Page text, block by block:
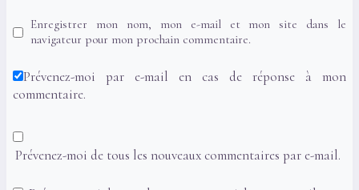
Enregistrer mon nom, mon e-mail et mon site dans le
navigateur pour mon prochain commentaire.
Prévenez-moi par e-mail en cas de réponse à mon
commentaire.
Prévenez-moi de tous les nouveaux commentaires par e-mail.